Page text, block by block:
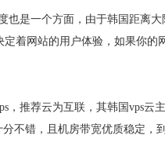
也是一个方面，由于韩国距离
着网站的用户体验，如果你
，推荐云为互联，其韩国vps云
分不错，且机房带宽优质稳定，